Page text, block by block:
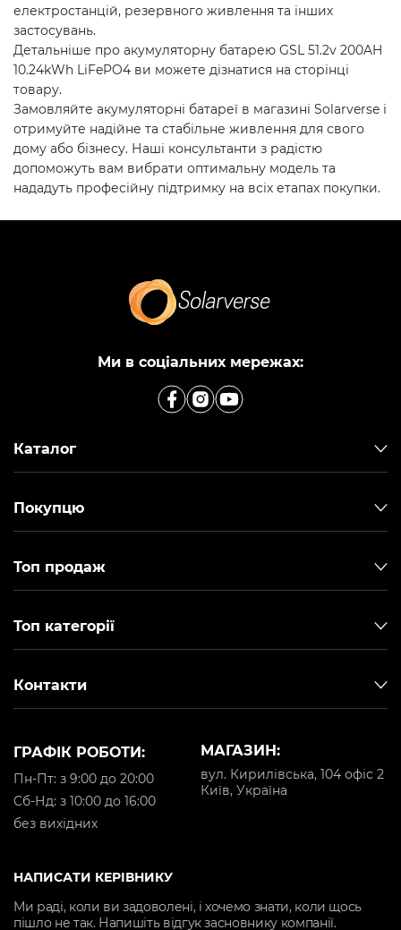
електростанцій, резервного живлення та інших
застосувань.
Детальніше про акумуляторну батарею GSL 51.2v 200AH
10.24kWh LiFePO4 ви можете дізнатися на сторінці
товару.
Замовляйте акумуляторні батареї в магазині Solarverse і
отримуйте надійне та стабільне живлення для свого
дому або бізнесу. Наші консультанти з радістю
допоможуть вам вибрати оптимальну модель та
нададуть професійну підтримку на всіх етапах покупки.
Ми в соціальних мережах:
Каталог
Покупцю
Топ продаж
Топ категорії
Контакти
МАГАЗИН:
вул. Кирилівська, 104 офіс 2
Київ, Україна
ГРАФІК РОБОТИ:
Пн-Пт: з 9:00 до 20:00
Cб-Нд: з 10:00 до 16:00
без вихідних
НАПИСАТИ КЕРІВНИКУ
Ми раді, коли ви задоволені, і хочемо знати, коли щось
пішло не так. Напишіть відгук засновнику компанії.